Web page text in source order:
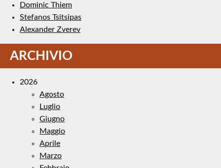
Dominic Thiem
Stefanos Tsitsipas
Alexander Zverev
ARCHIVIO
2026
Agosto
Luglio
Giugno
Maggio
Aprile
Marzo